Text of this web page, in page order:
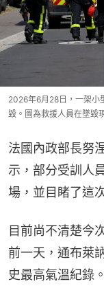
2026年6月28日，一架小
毀。圖為救援人員在墜毀
法國內政部長努
示，部分受訓人
場，並目睹了這
目前尚不清楚今
前一天，通布萊
史最高氣溫紀錄。